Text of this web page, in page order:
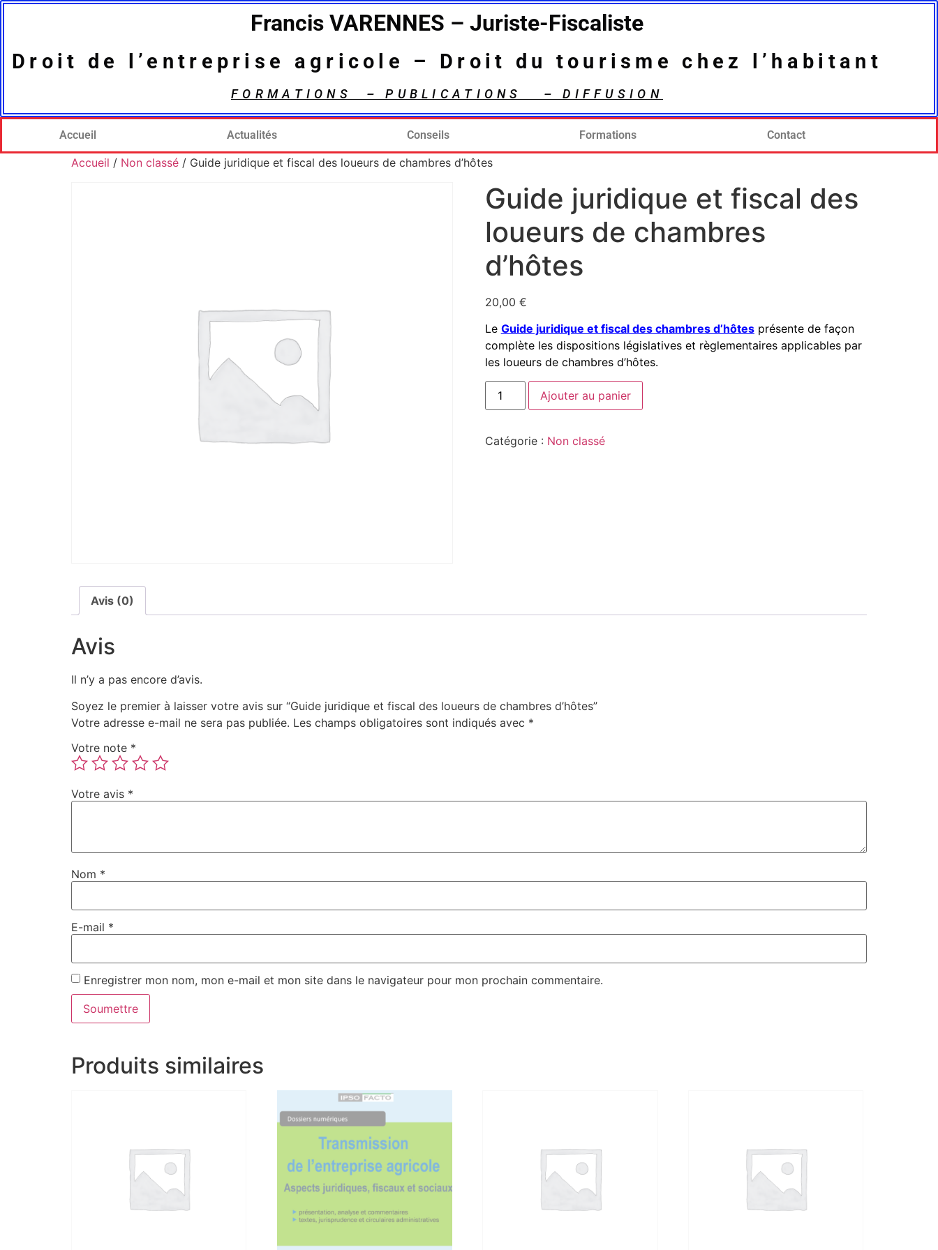
Francis VARENNES – Juriste-Fiscaliste
Droit de l’entreprise agricole – Droit du tourisme chez l’habitant
FORMATIONS – PUBLICATIONS – DIFFUSION
Accueil Actualités Conseils Formations Contact
Accueil / Non classé / Guide juridique et fiscal des loueurs de chambres d’hôtes
Guide juridique et fiscal des
loueurs de chambres
d’hôtes
20,00 €
Le Guide juridique et fiscal des chambres d’hôtes présente de façon
complète les dispositions législatives et règlementaires applicables par
les loueurs de chambres d’hôtes.
Ajouter au panier
Catégorie : Non classé
Avis (0)
Avis
Il n’y a pas encore d’avis.
Soyez le premier à laisser votre avis sur “Guide juridique et fiscal des loueurs de chambres d’hôtes”
Votre adresse e-mail ne sera pas publiée. Les champs obligatoires sont indiqués avec *
Votre note *
Votre avis *
Nom *
E-mail *
Enregistrer mon nom, mon e-mail et mon site dans le navigateur pour mon prochain commentaire.
Produits similaires